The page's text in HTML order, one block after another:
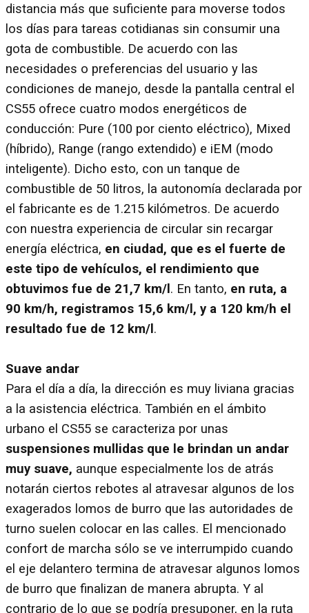
distancia más que suficiente para moverse todos
los días para tareas cotidianas sin consumir una
gota de combustible. De acuerdo con las
necesidades o preferencias del usuario y las
condiciones de manejo, desde la pantalla central el
CS55 ofrece cuatro modos energéticos de
conducción: Pure (100 por ciento eléctrico), Mixed
(híbrido), Range (rango extendido) e iEM (modo
inteligente). Dicho esto, con un tanque de
combustible de 50 litros, la autonomía declarada por
el fabricante es de 1.215 kilómetros. De acuerdo
con nuestra experiencia de circular sin recargar
energía eléctrica, en ciudad, que es el fuerte de
este tipo de vehículos, el rendimiento que
obtuvimos fue de 21,7 km/l . En tanto, en ruta, a
90 km/h, registramos 15,6 km/l, y a 120 km/h el
resultado fue de 12 km/l .
Suave andar
Para el día a día, la dirección es muy liviana gracias
a la asistencia eléctrica. También en el ámbito
urbano el CS55 se caracteriza por unas
suspensiones mullidas que le brindan un andar
muy suave, aunque especialmente los de atrás
notarán ciertos rebotes al atravesar algunos de los
exagerados lomos de burro que las autoridades de
turno suelen colocar en las calles. El mencionado
confort de marcha sólo se ve interrumpido cuando
el eje delantero termina de atravesar algunos lomos
de burro que finalizan de manera abrupta. Y al
contrario de lo que se podría presuponer, en la ruta